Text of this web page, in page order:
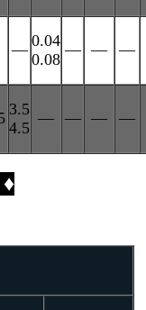
— 0.04
0.08
— — —
3.5
4.5
— — — —